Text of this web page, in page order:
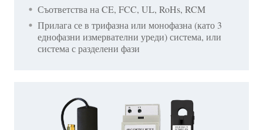
Съответства на CE, FCC, UL, RoHs, RCM
Прилага се в трифазна или монофазна (като 3
еднофазни измервателни уреди) система, или
система с разделени фази